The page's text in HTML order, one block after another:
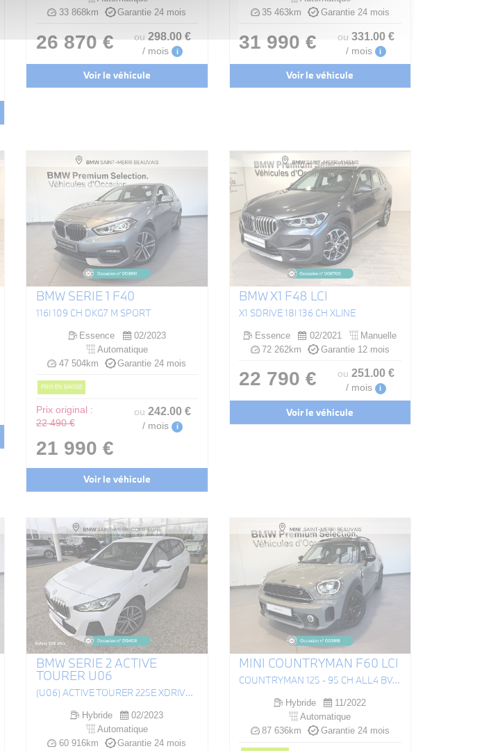
33 868km
Garantie 24 mois
26 870 € ou298.00 €
/ mois i
Voir le véhicule
35 463km
Garantie 24 mois
31 990 € ou 331.00 €
/ mois i
Voir le véhicule
BMW SERIE 1 F40
116I 109 CH DKG7 M SPORT
Essence
02/2023
Automatique
47 504km
Garantie 24 mois
PRIX EN BAISSE
Prix original :
22 490 €
21 990 €
ou242.00 €
/ mois i
Voir le véhicule
BMW X1 F48 LCI
X1 SDRIVE 18I 136 CH XLINE
Essence 02/2021
Manuelle
72 262km
Garantie 12 mois
22 790 € ou 251.00 €
/ mois i
Voir le véhicule
BMW SERIE 2 ACTIVE
TOURER U06
(U06) ACTIVE TOURER 225E XDRIVE 245CH M SPORT DKG7
Hybride
02/2023
Automatique
60 916km
Garantie 24 mois
MINI COUNTRYMAN F60 LCI
COUNTRYMAN 125 - 95 CH ALL4 BVA6 COOPER SE EDITION PREMIUM PLUS
Hybride
11/2022
Automatique
87 636km
Garantie 24 mois